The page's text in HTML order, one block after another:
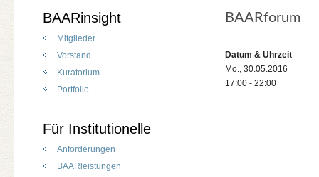
BAARforum
Datum & Uhrzeit
Mo., 30.05.2016
17:00 - 22:00
BAARinsight
Mitglieder
Vorstand
Kuratorium
Portfolio
Für Institutionelle
Anforderungen
BAARleistungen